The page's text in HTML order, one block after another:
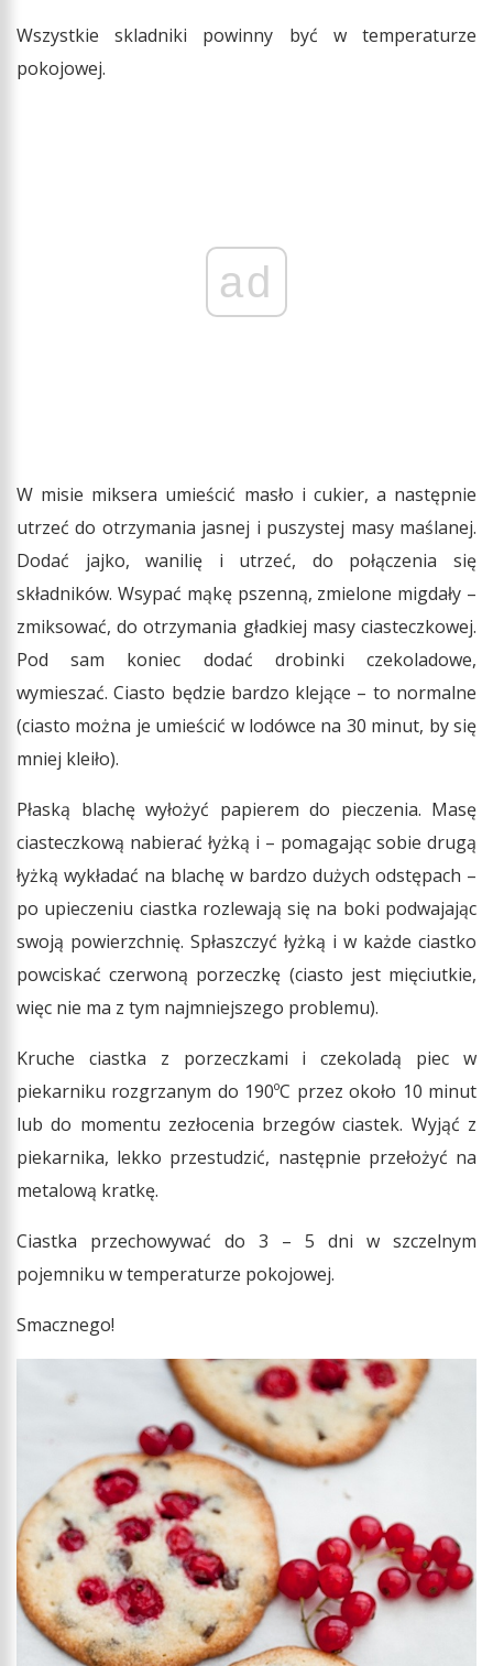
Wszystkie skladniki powinny być w temperaturze
pokojowej.
ad
W misie miksera umieścić masło i cukier, a następnie
utrzeć do otrzymania jasnej i puszystej masy maślanej.
Dodać jajko, wanilię i utrzeć, do połączenia się
składników. Wsypać mąkę pszenną, zmielone migdały –
zmiksować, do otrzymania gładkiej masy ciasteczkowej.
Pod sam koniec dodać drobinki czekoladowe,
wymieszać. Ciasto będzie bardzo klejące – to normalne
(ciasto można je umieścić w lodówce na 30 minut, by się
mniej kleiło).
Płaską blachę wyłożyć papierem do pieczenia. Masę
ciasteczkową nabierać łyżką i – pomagając sobie drugą
łyżką wykładać na blachę w bardzo dużych odstępach –
po upieczeniu ciastka rozlewają się na boki podwajając
swoją powierzchnię. Spłaszczyć łyżką i w każde ciastko
powciskać czerwoną porzeczkę (ciasto jest mięciutkie,
więc nie ma z tym najmniejszego problemu).
Kruche ciastka z porzeczkami i czekoladą piec w
piekarniku rozgrzanym do 190ºC przez około 10 minut
lub do momentu zezłocenia brzegów ciastek. Wyjąć z
piekarnika, lekko przestudzić, następnie przełożyć na
metalową kratkę.
Ciastka przechowywać do 3 – 5 dni w szczelnym
pojemniku w temperaturze pokojowej.
Smacznego!